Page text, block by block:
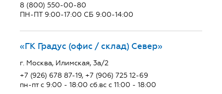
8 (800) 550-00-80
ПН-ПТ 9:00-17:00 СБ 9:00-14:00
«ГК Градус (офис / склад) Север»
г. Москва, Илимская, 3а/2
+7 (926) 678 87-19, +7 (906) 725 12-69
пн-пт с 9:00 - 18:00 сб.вс с 11:00 - 18:00